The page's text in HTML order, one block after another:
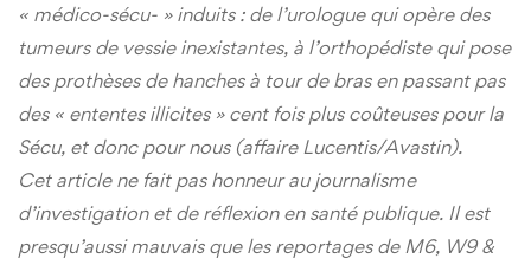
« médico-sécu- » induits : de l’urologue qui opère des
tumeurs de vessie inexistantes, à l’orthopédiste qui pose
des prothèses de hanches à tour de bras en passant pas
des « ententes illicites » cent fois plus coûteuses pour la
Sécu, et donc pour nous (affaire Lucentis/Avastin).
Cet article ne fait pas honneur au journalisme
d’investigation et de réflexion en santé publique. Il est
presqu’aussi mauvais que les reportages de M6, W9 &